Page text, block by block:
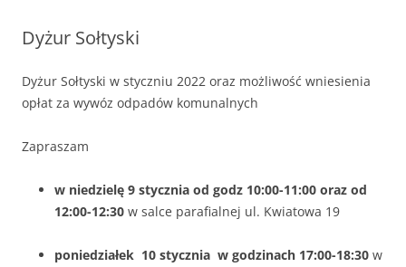
Dyżur Sołtyski
Dyżur Sołtyski w styczniu 2022 oraz możliwość wniesienia
opłat za wywóz odpadów komunalnych
Zapraszam
w niedzielę 9 stycznia od godz 10:00-11:00 oraz od
12:00-12:30 w salce parafialnej ul. Kwiatowa 19
poniedziałek 10 stycznia w godzinach 17:00-18:30 w